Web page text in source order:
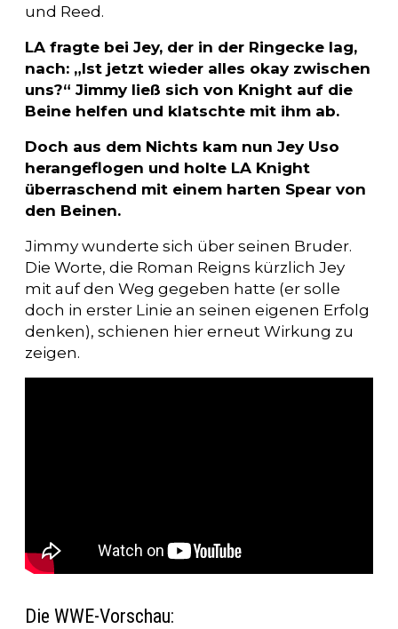
und Reed.
LA fragte bei Jey, der in der Ringecke lag,
nach: „Ist jetzt wieder alles okay zwischen
uns?“ Jimmy ließ sich von Knight auf die
Beine helfen und klatschte mit ihm ab.
Doch aus dem Nichts kam nun Jey Uso
herangeflogen und holte LA Knight
überraschend mit einem harten Spear von
den Beinen.
Jimmy wunderte sich über seinen Bruder.
Die Worte, die Roman Reigns kürzlich Jey
mit auf den Weg gegeben hatte (er solle
doch in erster Linie an seinen eigenen Erfolg
denken), schienen hier erneut Wirkung zu
zeigen.
Die WWE-Vorschau: